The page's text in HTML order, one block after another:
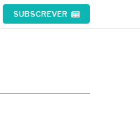
SUBSCREVER